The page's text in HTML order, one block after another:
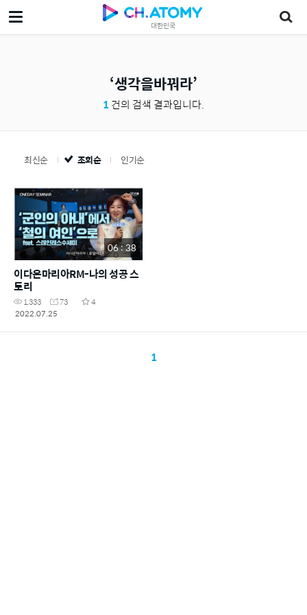
대한민국
생각을바꿔라
1 건의 검색 결과입니다.
최신순 조회순 인기순
06 : 38
이다은마리아RM-나의 성공 스
토리
1,333 73
4
2022.07.25
1